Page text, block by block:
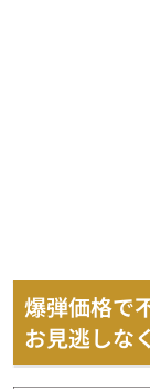
爆弾価格で
お見逃しな